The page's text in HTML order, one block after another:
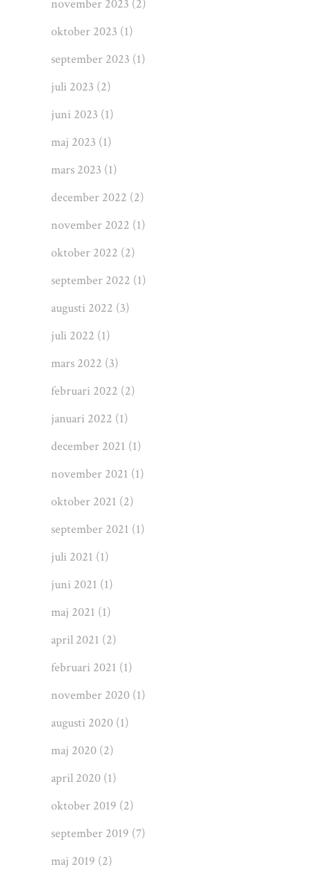
november 2023 (2)
oktober 2023 (1)
september 2023 (1)
juli 2023 (2)
juni 2023 (1)
maj 2023 (1)
mars 2023 (1)
december 2022 (2)
november 2022 (1)
oktober 2022 (2)
september 2022 (1)
augusti 2022 (3)
juli 2022 (1)
mars 2022 (3)
februari 2022 (2)
januari 2022 (1)
december 2021 (1)
november 2021 (1)
oktober 2021 (2)
september 2021 (1)
juli 2021 (1)
juni 2021 (1)
maj 2021 (1)
april 2021 (2)
februari 2021 (1)
november 2020 (1)
augusti 2020 (1)
maj 2020 (2)
april 2020 (1)
oktober 2019 (2)
september 2019 (7)
maj 2019 (2)